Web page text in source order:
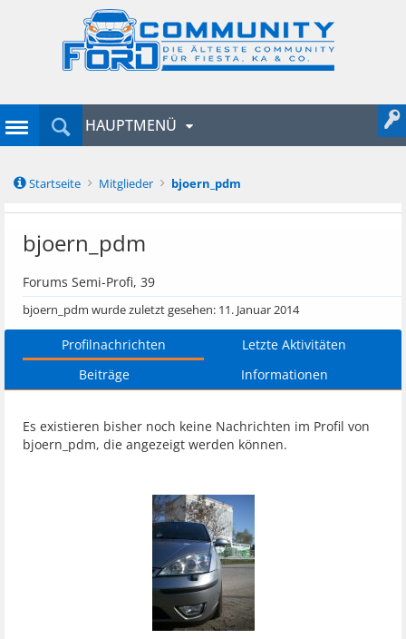
Startseite Mitglieder bjoern_pdm
bjoern_pdm
Forums Semi-Profi, 39
bjoern_pdm wurde zuletzt gesehen: 11. Januar 2014
Profilnachrichten
Letzte Aktivitäten
Beiträge
Informationen
Es existieren bisher noch keine Nachrichten im Profil von
bjoern_pdm, die angezeigt werden können.
HAUPTMENÜ